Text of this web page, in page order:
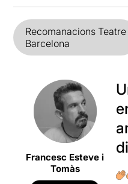
Recomanacions Teatre
Barcelona
Francesc Esteve i
Tomàs